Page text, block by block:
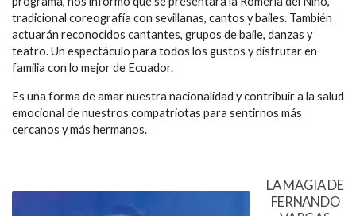
tradicional coreografía con sevillanas, cantos y bailes. También
actuarán reconocidos cantantes, grupos de baile, danzas y
teatro. Un espectáculo para todos los gustos y disfrutar en
familia con lo mejor de Ecuador.
Es una forma de amar nuestra nacionalidad y contribuir a la salud
emocional de nuestros compatriotas para sentirnos más
cercanos y más hermanos.
LA MAGIA DE
FERNANDO